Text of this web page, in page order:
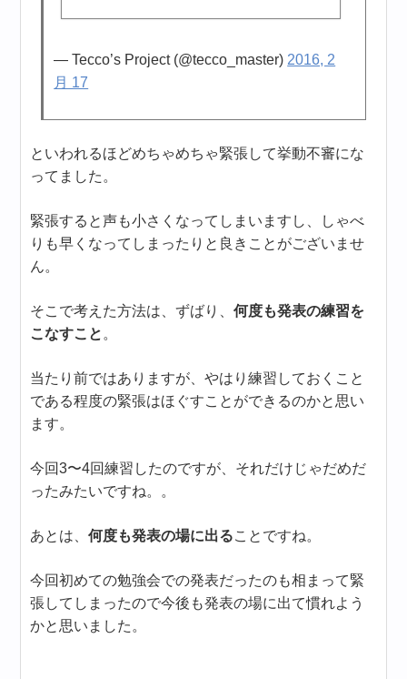
— Tecco’s Project (@tecco_master) 2016, 2
月 17
といわれるほどめちゃめちゃ緊張して挙動不審にな
ってました。
緊張すると声も小さくなってしまいますし、しゃべ
りも早くなってしまったりと良きことがございませ
ん。
そこで考えた方法は、ずばり、何度も発表の練習を
こなすこと 。
当たり前ではありますが、やはり練習しておくこと
である程度の緊張はほぐすことができるのかと思い
ます。
今回3〜4回練習したのですが、それだけじゃだめだ
ったみたいですね。。
あとは、何度も発表の場に出ることですね。
今回初めての勉強会での発表だったのも相まって緊
張してしまったので今後も発表の場に出て慣れよう
かと思いました。